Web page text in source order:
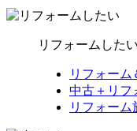
リフォームしたい
リフォーム
中古＋リフ
リフォーム